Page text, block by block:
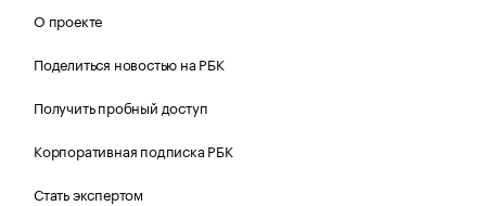
О проекте
Поделиться новостью на РБК
Получить пробный доступ
Корпоративная подписка РБК
Стать экспертом